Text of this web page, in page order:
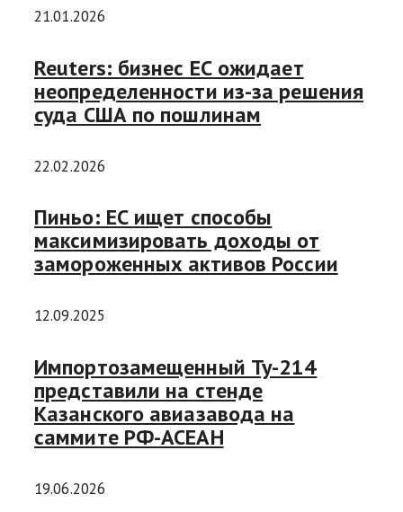
21.01.2026
Reuters: бизнес ЕС ожидает
неопределенности из-за решения
суда США по пошлинам
22.02.2026
Пиньо: ЕС ищет способы
максимизировать доходы от
замороженных активов России
12.09.2025
Импортозамещенный Ту-214
представили на стенде
Казанского авиазавода на
саммите РФ-АСЕАН
19.06.2026